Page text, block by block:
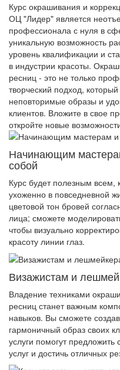
Курс окрашивания и
ОЦ "Лидер" является
профессионала с нуля в
уникальную возможность
уровень квалификации и
в индустрии красоты.
ресниц - это не только
творческий подход,
неповторимые образы и
клиентов. Вложите в свое
откройте новые
Начинающим
собой
Курс будет полезным всем,
ухоженно в повседневной
цветовой тон бровей
лица; сможете
чтобы визуально
красоту линии глаз.
Визажистам и
Владение техниками
ресниц станет важным
навыков. Вы сможете
гармоничный образ своих
услуги помогут
услуг и достичь отличных